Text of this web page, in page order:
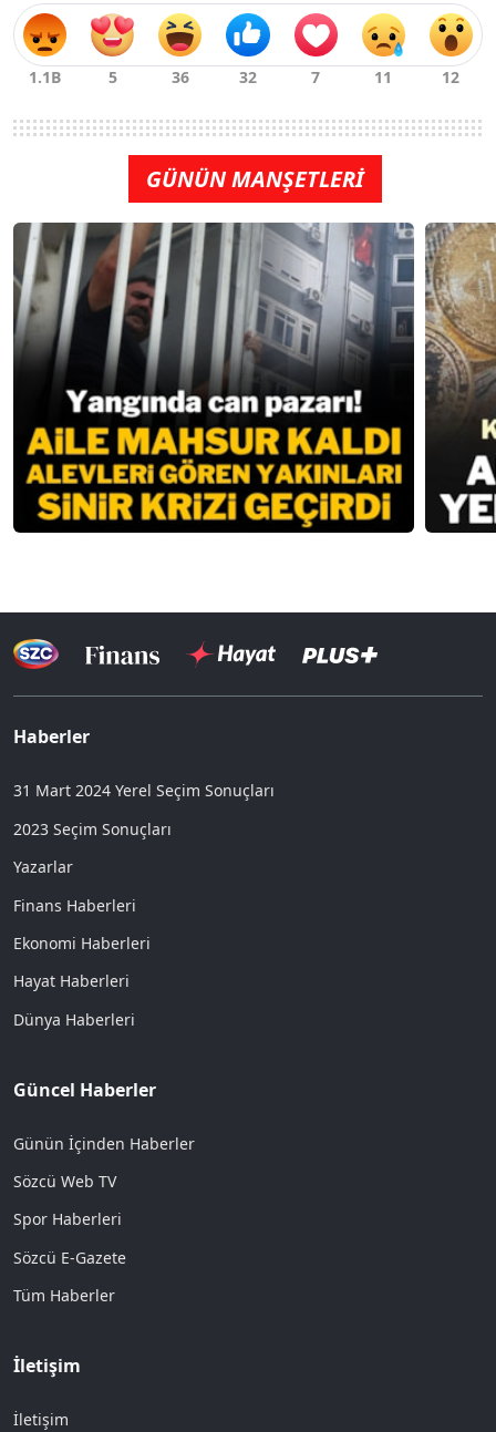
GÜNÜN MANŞETLERİ
Haberler
31 Mart 2024 Yerel Seçim Sonuçları
2023 Seçim Sonuçları
Yazarlar
Finans Haberleri
Ekonomi Haberleri
Hayat Haberleri
Dünya Haberleri
Güncel Haberler
Günün İçinden Haberler
Sözcü Web TV
Spor Haberleri
Sözcü E-Gazete
Tüm Haberler
İletişim
İletişim